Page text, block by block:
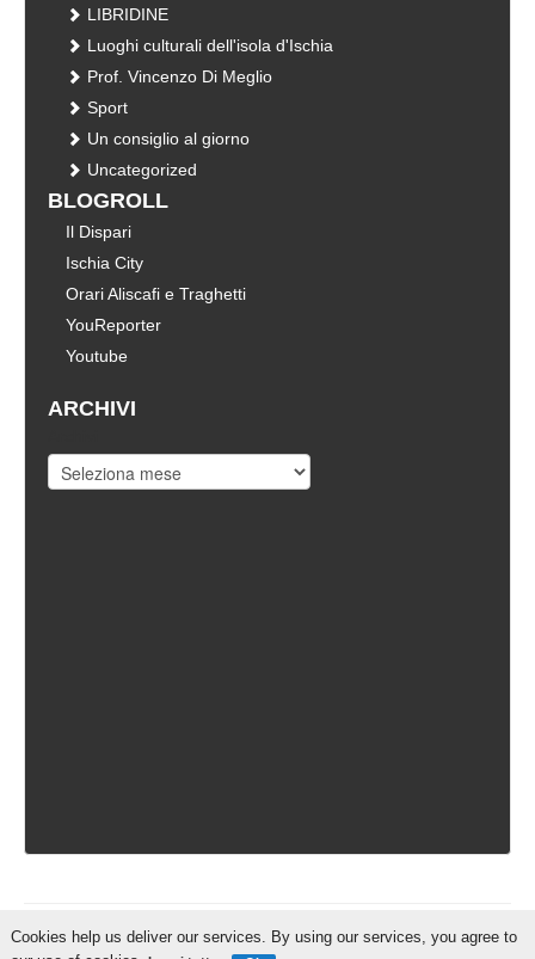
LIBRIDINE
Luoghi culturali dell'isola d'Ischia
Prof. Vincenzo Di Meglio
Sport
Un consiglio al giorno
Uncategorized
BLOGROLL
Il Dispari
Ischia City
Orari Aliscafi e Traghetti
YouReporter
Youtube
ARCHIVI
IschiaReporter.it - Curato daPietro Coppa
Cookies help us deliver our services. By using our services, you agree to